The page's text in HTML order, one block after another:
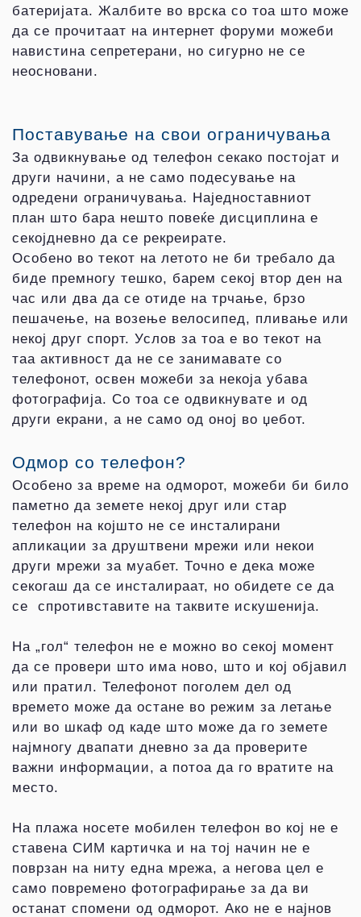
батеријата. Жалбите во врска со тоа што може
да се прочитаат на интернет форуми можеби
навистина сепретерани, но сигурно не се
неосновани.
Поставување на свои ограничувања
За одвикнување од телефон секако постојат и
други начини, а не само подесување на
одредени ограничувања. Наједноставниот
план што бара нешто повеќе дисциплина е
секојдневно да се рекреирате.
Особено во текот на летото не би требало да
биде премногу тешко, барем секој втор ден на
час или два да се отиде на трчање, брзо
пешачење, на возење велосипед, пливање или
некој друг спорт. Услов за тоа е во текот на
таа активност да не се занимавате со
телефонот, освен можеби за некоја убава
фотографија. Со тоа се одвикнувате и од
други екрани, а не само од оној во џебот.
Одмор со телефон?
Особено за време на одморот, можеби би било
паметно да земете некој друг или стар
телефон на којшто не се инсталирани
апликации за друштвени мрежи или некои
други мрежи за муабет. Точно е дека може
секогаш да се инсталираат, но обидете се да
се спротивставите на таквите искушенија.
На „гол“ телефон не е можно во секој момент
да се провери што има ново, што и кој објавил
или пратил. Телефонот поголем дел од
времето може да остане во режим за летање
или во шкаф од каде што може да го земете
најмногу двапати дневно за да проверите
важни информации, а потоа да го вратите на
место.
На плажа носете мобилен телефон во кој не е
ставена СИМ картичка и на тој начин не е
поврзан на ниту една мрежа, а негова цел е
само повремено фотографирање за да ви
останат спомени од одморот. Ако не е најнов